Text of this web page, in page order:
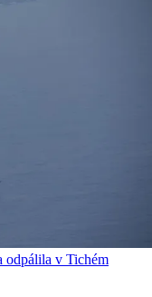
odpálila v Tichém